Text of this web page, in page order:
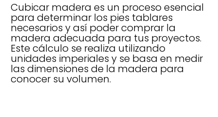
Cubicar madera es un proceso esencial
para determinar los pies tablares
necesarios y así poder comprar la
madera adecuada para tus proyectos.
Este cálculo se realiza utilizando
unidades imperiales y se basa en medir
las dimensiones de la madera para
conocer su volumen.